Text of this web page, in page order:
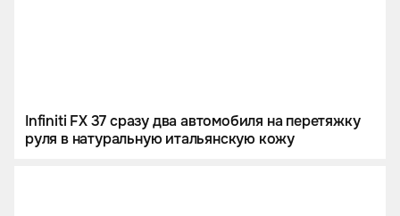
Infiniti FX 37 сразу два автомобиля на перетяжку
руля в натуральную итальянскую кожу